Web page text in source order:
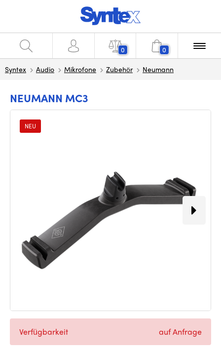
0 0
Syntex Audio Mikrofone Zubehör Neumann
NEUMANN MC3
NEU
Verfügbarkeit auf Anfrage